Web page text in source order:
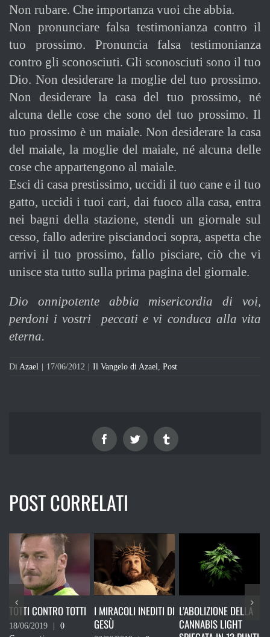
Non rubare. Che importanza vuoi che abbia.
Non pronunciare falsa testimonianza contro il
tuo prossimo. Pronuncia falsa testimonianza
contro gli sconosciuti. Gli sconosciuti sono il tuo
Dio. Non desiderare la moglie del tuo prossimo.
Non desiderare la casa del tuo prossimo, né
alcuna delle cose che sono del tuo prossimo. Il
tuo prossimo è un maiale. Non desiderare la casa
del maiale, la moglie del maiale, né alcuna delle
cose che appartengono al maiale.
Esci di casa prestissimo, uccidi il tuo cane e il tuo
gatto, uccidi i tuoi cari, dai fuoco alla casa, entra
nei bagni della stazione, stendi un giornale sul
cesso, fallo aderire pisciandoci sopra, aspetta che
arrivi il tuo prossimo, fallo pisciare, ciò che vi
unisce sta tutto sulla prima pagina del giornale.
Dio onnipotente abbia misericordia di voi,
perdoni i vostri peccati e vi conduca alla vita
eterna.
Di Azael 17/06/2012 Il Vangelo di Azael, Post
FacebookTwitter Tumblr
POST CORRELATI
TOTTI
|
0
I MIRACOLI INEDITI DI
GESÙ
L’ABOLIZIONE DELLA
CANNABIS LIGHT
RICORDATI
DEVI VOTARE